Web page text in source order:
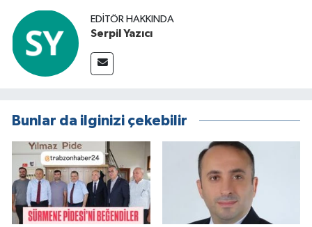
EDITÖR HAKKINDA
Serpil Yazıcı
Bunlar da ilginizi çekebilir